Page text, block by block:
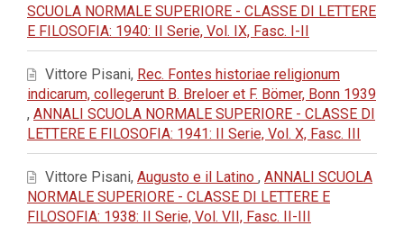
SCUOLA NORMALE SUPERIORE - CLASSE DI LETTERE
E FILOSOFIA: 1940: II Serie, Vol. IX, Fasc. I-II
Vittore Pisani, Rec. Fontes historiae religionum
indicarum, collegerunt B. Breloer et F. Bömer, Bonn 1939
, ANNALI SCUOLA NORMALE SUPERIORE - CLASSE DI
LETTERE E FILOSOFIA: 1941: II Serie, Vol. X, Fasc. III
Vittore Pisani, Augusto e il Latino , ANNALI SCUOLA
NORMALE SUPERIORE - CLASSE DI LETTERE E
FILOSOFIA: 1938: II Serie, Vol. VII, Fasc. II-III